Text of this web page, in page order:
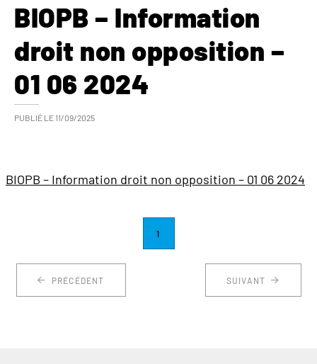
BIOPB – Information
droit non opposition –
01 06 2024
PUBLIÉ LE 11/09/2025
BIOPB – Information droit non opposition – 01 06 2024
PRÉCÉDENT
1
SUIVANT